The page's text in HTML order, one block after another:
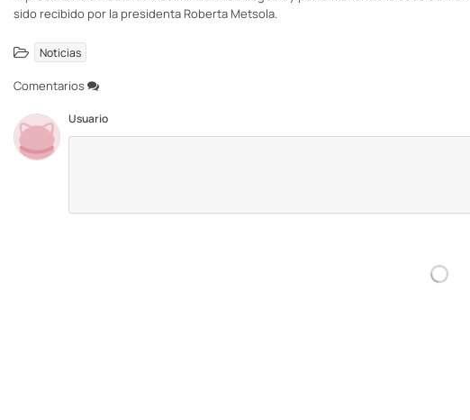
sido recibido por la presidenta Roberta Metsola.
Noticias
Comentarios
Usuario